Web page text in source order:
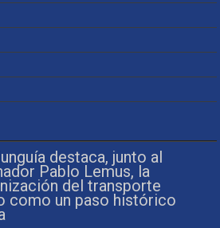
destaca, junto al
Pablo Lemus, la
del transporte
como un paso histórico